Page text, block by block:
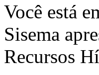
Você está
Sisema
Recursos